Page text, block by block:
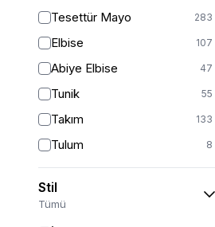
Tesettür Mayo 283
Elbise 107
Abiye Elbise 47
Tunik 55
Takım 133
Tulum 8
Pantolon 152
Etek 19
Stil
Tümü